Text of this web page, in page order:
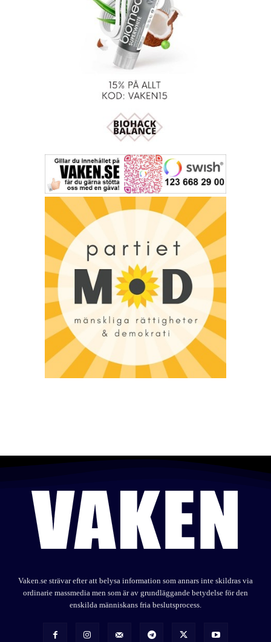
Vaken.se strävar efter att belysa information som annars inte skildras via
ordinarie massmedia men som är av grundläggande betydelse för den
enskilda människans fria beslutsprocess.